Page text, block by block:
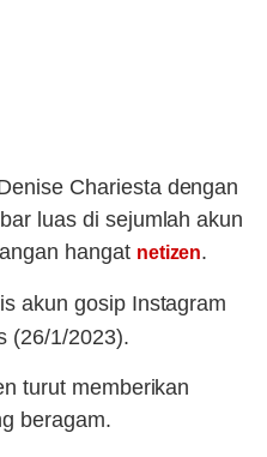
Chariesta dengan
luas di sejumlah akun
hangat netizen.
akun gosip Instagram
(26/1/2023).
turut memberikan
beragam.